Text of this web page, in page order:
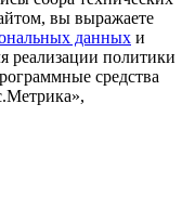
вы выражаете
данных и
реализации политики
средства